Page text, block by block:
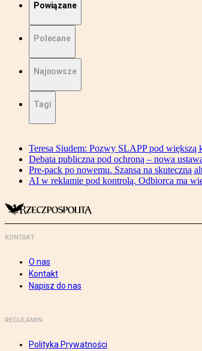
Powiązane
Polecane
Najnowsze
Tagi
Teresa Siudem: Pozwy SLAPP pod
Debata publiczna pod ochroną – nowa
Pre-pack po nowemu. Szansa na skuteczną
AI w reklamie pod kontrolą. Odbiorca ma
KONTAKT
O nas
Kontakt
Napisz do nas
REGULAMIN
Polityka Prywatności